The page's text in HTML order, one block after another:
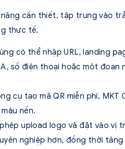
cần thiết, tập trung vào
thực tế.
có thể nhập URL, landing
số điện thoại hoặc một đoạn
cụ tạo mã QR miễn phí, MKT
nền.
upload logo và đặt vào vị
nghiệp hơn, đồng thời